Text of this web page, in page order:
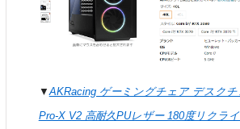
▼AKRacing ゲーミングチェア デスク
Pro-X V2 高耐久PUレザー 180度リクラ